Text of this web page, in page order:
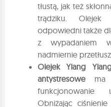
tłustą, jak też
trądziku.
odpowiedni także
z wypadaniem
nadmiernie
Olejek Ylang
antystresowema
funkcjonowanie
Obniżając